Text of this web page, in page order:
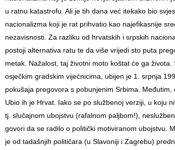
u ratnu katastrofu. Ali je tih dana već itekako bio
nacionalizma koji je rat prihvatio kao najefikasnije
nezavisnosti. Za razliku od hrvatskih i srpskih
postoji alternativa ratu te da više vrijedi sto puta
metak. Nažalost, taj životni moto koštat će ga života.
osječkim gradskim vijećnicima, ubijen je 1. srpnja
pokušaja pregovora s pobunjenim Srbima. Međutim,
Ubio ih je Hrvat. Iako se po službenoj verziji, u koju
tj. slučajnom ubojstvu (rafalnom paljbom!),
govori da se radilo o politički motiviranom ubojstvu.
je od tadašnjih političara (u Slavoniji i Zagrebu)